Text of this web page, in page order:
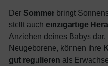
Der Sommer bringt
stellt auch einzigartige
Anziehen deines Babys
Neugeborene, können ihre
gut regulieren als